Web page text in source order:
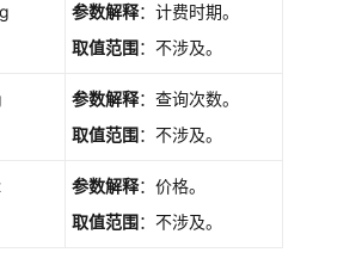
参数解释：计费时期。
取值范围：不涉及。
参数解释：查询次数。
取值范围：不涉及。
参数解释：价格。
取值范围：不涉及。